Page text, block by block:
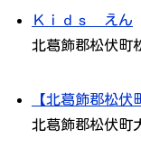
Ｋｉｄｓ えん
北葛飾郡松伏町
【北葛飾郡松
北葛飾郡松伏町